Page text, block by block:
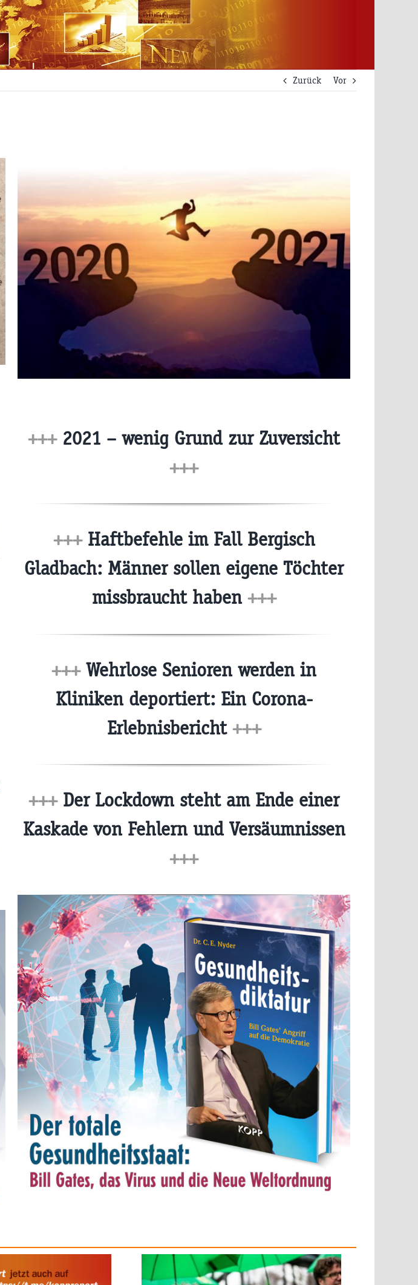
Zurück Vor
+++2021 – wenig Grund zur Zuversicht
+++
+++Haftbefehle im Fall Bergisch
Gladbach: Männer sollen eigene Töchter
missbraucht haben +++
+++Wehrlose Senioren werden in
Kliniken deportiert: Ein Corona-
Erlebnisbericht +++
+++Der Lockdown steht am Ende einer
Kaskade von Fehlern und Versäumnissen
+++